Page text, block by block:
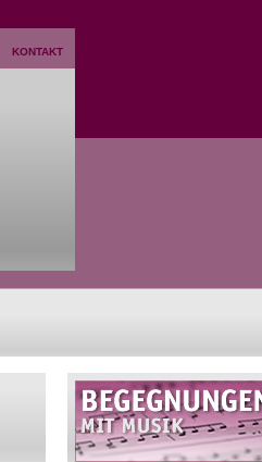
KONTAKT